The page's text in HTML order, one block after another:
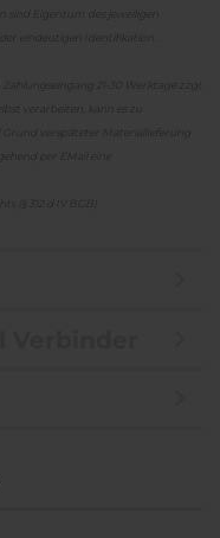
Eigentum des jeweiligen
eindeutigen Identifikation.
21-30 Werktage zzgl.
verarbeiten, kann es zu
Grund verspäteter Materiallieferung
per EMail eine
(§ 312 d IV BGB)